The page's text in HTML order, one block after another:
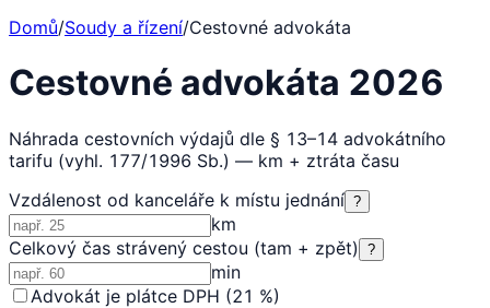
Domů/Soudy a řízení/Cestovné advokáta
Cestovné advokáta 2026
Náhrada cestovních výdajů dle § 13–14 advokátního
tarifu (vyhl. 177/1996 Sb.) — km + ztráta času
Vzdálenost od kanceláře k místu jednání ?
km
Celkový čas strávený cestou (tam + zpět)
?
min
Advokát je plátce DPH (21 %)